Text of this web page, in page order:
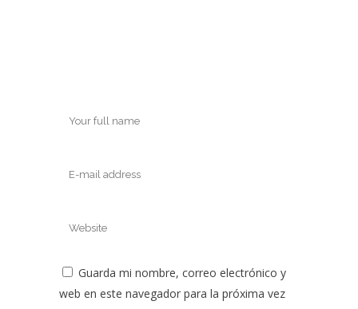
Guarda mi nombre, correo electrónico y
web en este navegador para la próxima vez